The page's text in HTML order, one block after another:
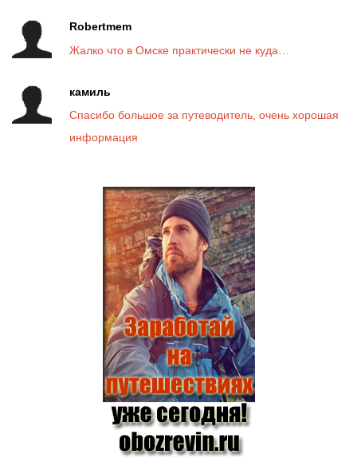
Robertmem
Жалко что в Омске практически не куда…
камиль
Спасибо большое за путеводитель, очень хорошая
информация